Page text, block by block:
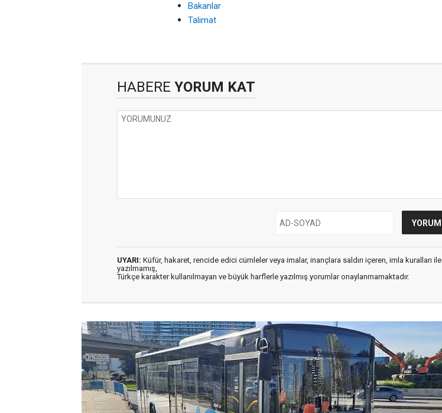
Bakanlar
Talimat
HABERE YORUM KAT
UYARI: Küfür, hakaret, rencide edici cümleler veya imalar, inançlara saldırı içeren, imla kuralları ile
yazılmamış,
Türkçe karakter kullanılmayan ve büyük harflerle yazılmış yorumlar onaylanmamaktadır.